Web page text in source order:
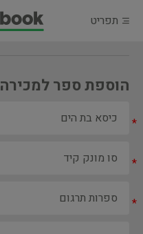
תפריט
הוספת ספר למכירה
*
*
*